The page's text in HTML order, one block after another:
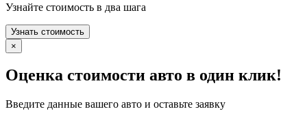
Узнайте стоимость в два шага
Узнать стоимость
×
Оценка стоимости авто в один клик!
Введите данные вашего авто и оставьте заявку